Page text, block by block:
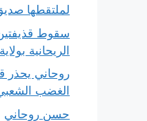
لملتقطها
سقوط
الريحانية
روحاني يحذر
الغضب
حسن روحاني